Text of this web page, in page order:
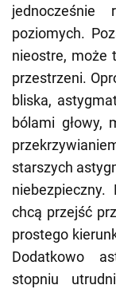
poziomych.
nieostre, może
przestrzeni.
bliska,
bólami głowy,
starszych
niebezpieczny.
chcą przejść
prostego
Dodatkowo
stopniu